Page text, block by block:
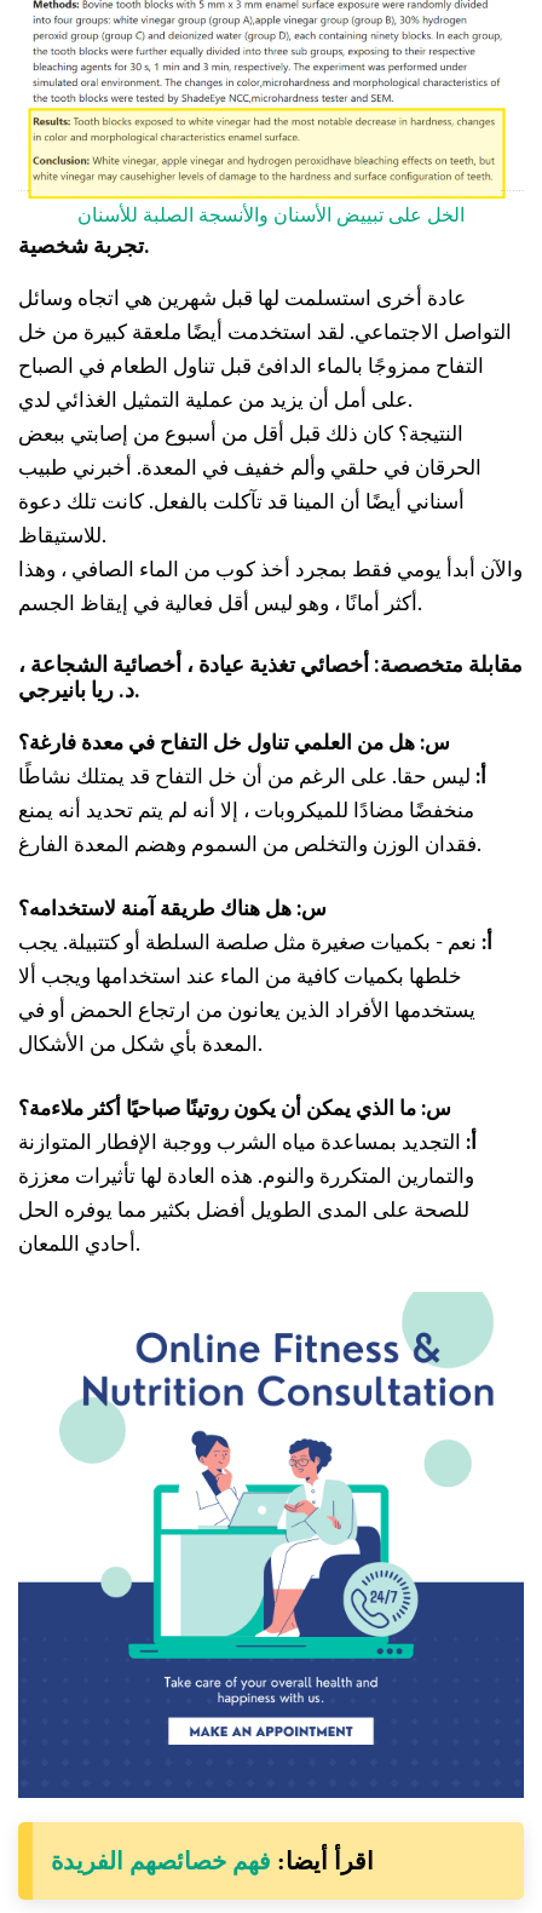
الخل على تبييض الأسنان والأنسجة الصلبة للأسنان
تجربة شخصية.
عادة أخرى استسلمت لها قبل شهرين هي اتجاه وسائل
التواصل الاجتماعي. لقد استخدمت أيضًا ملعقة كبيرة من خل
التفاح ممزوجًا بالماء الدافئ قبل تناول الطعام في الصباح
على أمل أن يزيد من عملية التمثيل الغذائي لدي.
النتيجة؟ كان ذلك قبل أقل من أسبوع من إصابتي ببعض
الحرقان في حلقي وألم خفيف في المعدة. أخبرني طبيب
أسناني أيضًا أن المينا قد تآكلت بالفعل. كانت تلك دعوة
للاستيقاظ.
والآن أبدأ يومي فقط بمجرد أخذ كوب من الماء الصافي ، وهذا
أكثر أمانًا ، وهو ليس أقل فعالية في إيقاظ الجسم.
مقابلة متخصصة: أخصائي تغذية عيادة ، أخصائية الشجاعة ،
د. ريا بانيرجي.
س: هل من العلمي تناول خل التفاح في معدة فارغة؟
أ: ليس حقا. على الرغم من أن خل التفاح قد يمتلك نشاطًا
منخفضًا مضادًا للميكروبات ، إلا أنه لم يتم تحديد أنه يمنع
فقدان الوزن والتخلص من السموم وهضم المعدة الفارغ.
س: هل هناك طريقة آمنة لاستخدامه؟
أ: نعم - بكميات صغيرة مثل صلصة السلطة أو كتتبيلة. يجب
خلطها بكميات كافية من الماء عند استخدامها ويجب ألا
يستخدمها الأفراد الذين يعانون من ارتجاع الحمض أو في
المعدة بأي شكل من الأشكال.
س: ما الذي يمكن أن يكون روتينًا صباحيًا أكثر ملاءمة؟
أ: التجديد بمساعدة مياه الشرب ووجبة الإفطار المتوازنة
والتمارين المتكررة والنوم. هذه العادة لها تأثيرات معززة
للصحة على المدى الطويل أفضل بكثير مما يوفره الحل
أحادي اللمعان.
اقرأ أيضا: فهم خصائصهم الفريدة